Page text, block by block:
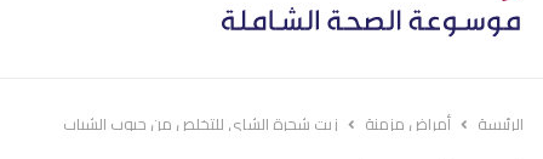
الرئيسة أمراض مزمنة زيت شجرة الشاي للتخلص من حبوب الشباب